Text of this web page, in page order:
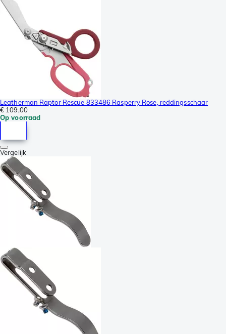
Leatherman Raptor Rescue 833486 Rasperry Rose, reddingsschaar
€ 109,00
Op voorraad
Vergelijk